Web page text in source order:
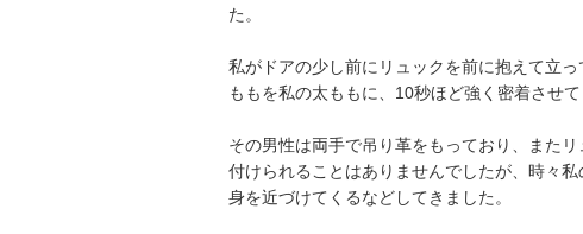
た。
私がドアの少し前にリュックを前に抱えて立
ももを私の太ももに、10秒ほど強く密着させ
その男性は両手で吊り革をもっており、また
付けられることはありませんでしたが、時々
身を近づけてくるなどしてきました。